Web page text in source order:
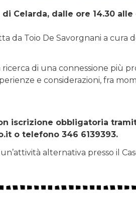
Celarda, dalle ore 14.30 alle
da Toio De Savorgnani a cura
ricerca di una connessione più
e considerazioni, fra
iscrizione obbligatoria
o telefono 346 6139393.
alternativa presso il